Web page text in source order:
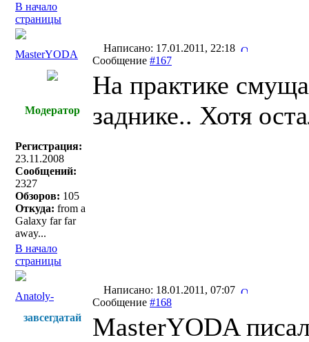
В начало
страницы
MasterYODA
Написано: 17.01.2011, 22:18
Сообщение #167
Модератор
Регистрация:
23.11.2008
Сообщений:
2327
Обзоров: 105
Откуда: from a
Galaxy far far
away...
На практике
заднике.. Хотя
В начало
страницы
Anatoly-
Написано: 18.01.2011, 07:07
Сообщение #168
завсегдатай
MasterYODA